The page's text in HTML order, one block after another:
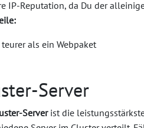
IP-Reputation, da Du der
teurer als ein Webpaket
Server
Serverist die